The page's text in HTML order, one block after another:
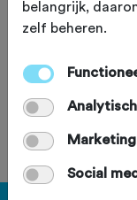
zondag 16
februari 2025.
belangrijk,
zelf beheren.
Analytisch
Marketing
Social